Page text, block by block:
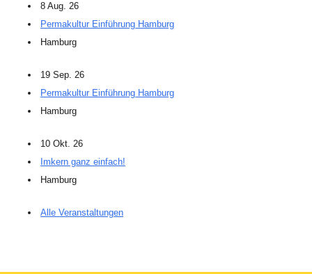
8 Aug. 26
Permakultur Einführung Hamburg
Hamburg
19 Sep. 26
Permakultur Einführung Hamburg
Hamburg
10 Okt. 26
Imkern ganz einfach!
Hamburg
Alle Veranstaltungen